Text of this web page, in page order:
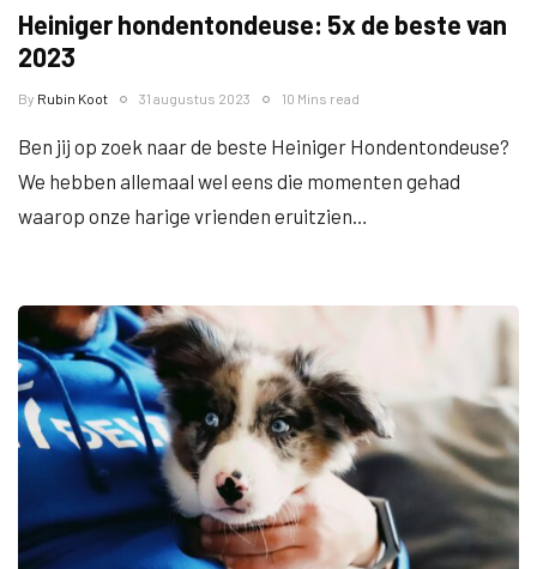
Heiniger hondentondeuse: 5x de beste van
2023
By Rubin Koot 31 augustus 2023 10 Mins read
Ben jij op zoek naar de beste Heiniger Hondentondeuse?
We hebben allemaal wel eens die momenten gehad
waarop onze harige vrienden eruitzien…